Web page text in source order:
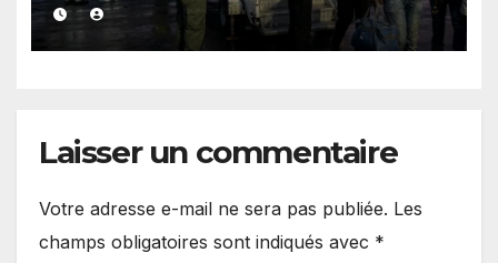
et de Madrid
Laisser un commentaire
Votre adresse e-mail ne sera pas publiée. Les
champs obligatoires sont indiqués avec *